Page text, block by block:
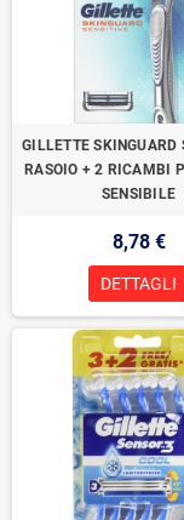
GILLETTE SKINGUARD
RASOIO + 2 RICAMBI
SENSIBILE
8,78 €
DETTAGLI